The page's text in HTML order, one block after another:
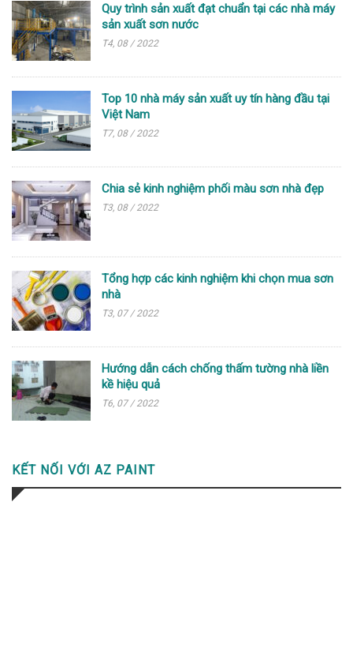
Quy trình sản xuất đạt chuẩn tại các nhà máy
sản xuất sơn nước
T4, 08 / 2022
Top 10 nhà máy sản xuất uy tín hàng đầu tại
Việt Nam
T7, 08 / 2022
Chia sẻ kinh nghiệm phối màu sơn nhà đẹp
T3, 08 / 2022
Tổng hợp các kinh nghiệm khi chọn mua sơn
nhà
T3, 07 / 2022
Hướng dẫn cách chống thấm tường nhà liền
kề hiệu quả
T6, 07 / 2022
KẾT NỐI VỚI AZ PAINT